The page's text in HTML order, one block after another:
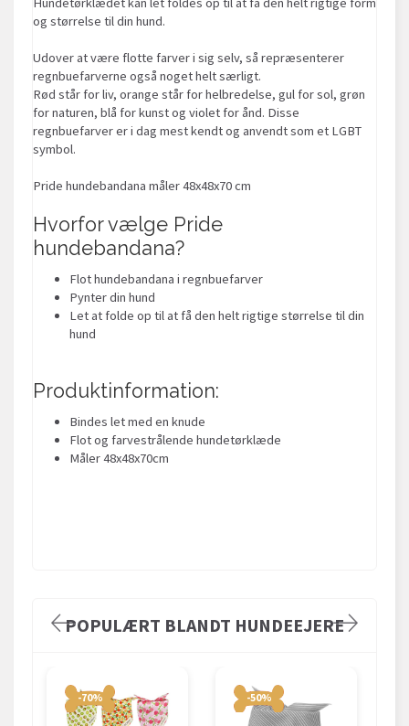
og størrelse til din hund.
Udover at være flotte farver i sig selv, så repræsenterer
regnbuefarverne også noget helt særligt.
Rød står for liv, orange står for helbredelse, gul for sol, grøn
for naturen, blå for kunst og violet for ånd. Disse
regnbuefarver er i dag mest kendt og anvendt som et LGBT
symbol.
Pride hundebandana måler 48x48x70 cm
Hvorfor vælge Pride
hundebandana?
Flot hundebandana i regnbuefarver
Pynter din hund
Let at folde op til at få den helt rigtige størrelse til din
hund
Produktinformation:
Bindes let med en knude
Flot og farvestrålende hundetørklæde
Måler 48x48x70cm
POPULÆRT BLANDT HUNDEEJERE
-70% -50%